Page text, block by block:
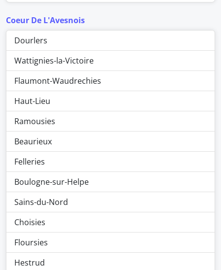
Coeur De L'Avesnois
Dourlers
Wattignies-la-Victoire
Flaumont-Waudrechies
Haut-Lieu
Ramousies
Beaurieux
Felleries
Boulogne-sur-Helpe
Sains-du-Nord
Choisies
Floursies
Hestrud